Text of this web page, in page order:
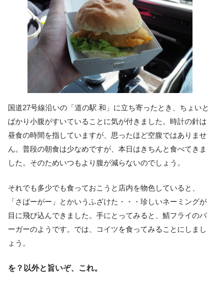
国道27号線沿いの「道の駅 和」に立ち寄ったとき、ちょいと
ばかり小腹がすいていることに気が付きました。時計の針は
昼食の時間を指していますが、思ったほど空腹ではありませ
ん。普段の朝食は少なめですが、本日はきちんと食べてきま
した。そのためいつもより腹が減らないのでしょう。
それでも多少でも食っておこうと店内を物色していると、
「さばーがー」とかいうふざけた・・・珍しいネーミングが
目に飛び込んできました。手にとってみると、鯖フライのバ
ーガーのようです。では、コイツを食ってみることにしまし
ょう。
を？以外と旨いぞ、これ。